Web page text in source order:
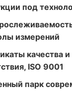
под
измерений
качества и
ISO 9001
парк